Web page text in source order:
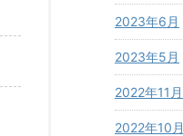
2023年6月
2023年5月
2022年11月
2022年10月